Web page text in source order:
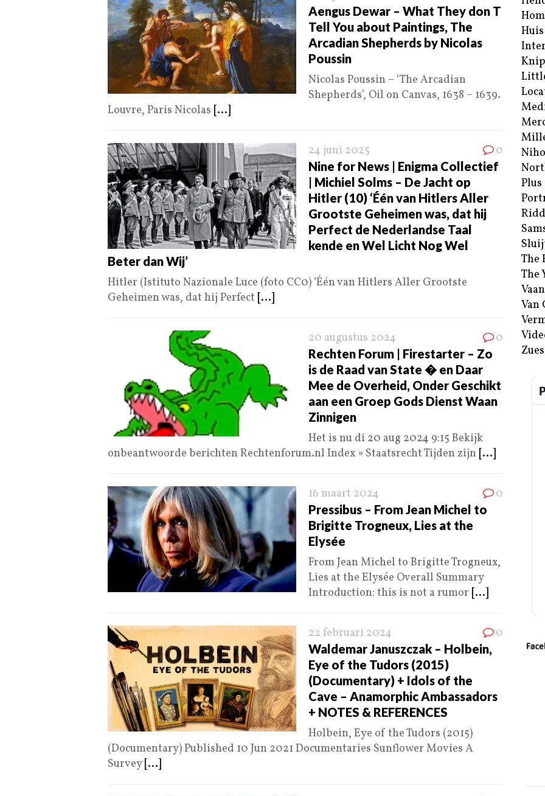
Aengus Dewar – What They don T
Tell You about Paintings, The
Arcadian Shepherds by Nicolas
Poussin
Nicolas Poussin – ‘The Arcadian
Shepherds’, Oil on Canvas, 1638 – 1639.
Louvre, Paris Nicolas [...]
24 juni 2025 0
Nine for News | Enigma Collectief
| Michiel Solms – De Jacht op
Hitler (10) ‘Één van Hitlers Aller
Grootste Geheimen was, dat hij
Perfect de Nederlandse Taal
kende en Wel Licht Nog Wel
Beter dan Wij’
Hitler (Istituto Nazionale Luce (foto CC0) ‘Één van Hitlers Aller Grootste
Geheimen was, dat hij Perfect [...]
20 augustus 2024 0
Rechten Forum | Firestarter – Zo
is de Raad van State � en Daar
Mee de Overheid, Onder Geschikt
aan een Groep Gods Dienst Waan
Zinnigen
Het is nu di 20 aug 2024 9:15 Bekijk
onbeantwoorde berichten Rechtenforum.nl Index » Staatsrecht Tijden zijn [...]
16 maart 2024 0
Pressibus – From Jean Michel to
Brigitte Trogneux, Lies at the
Elysée
From Jean Michel to Brigitte Trogneux,
Lies at the Elysée Overall Summary
Introduction: this is not a rumor [...]
22 februari 2024 0
Waldemar Januszczak – Holbein,
Eye of the Tudors (2015)
(Documentary) + Idols of the
Cave – Anamorphic Ambassadors
+ NOTES & REFERENCES
Holbein, Eye of the Tudors (2015)
(Documentary) Published 10 Jun 2021 Documentaries Sunflower Movies A
Survey [...]
Plus
The
The
Van